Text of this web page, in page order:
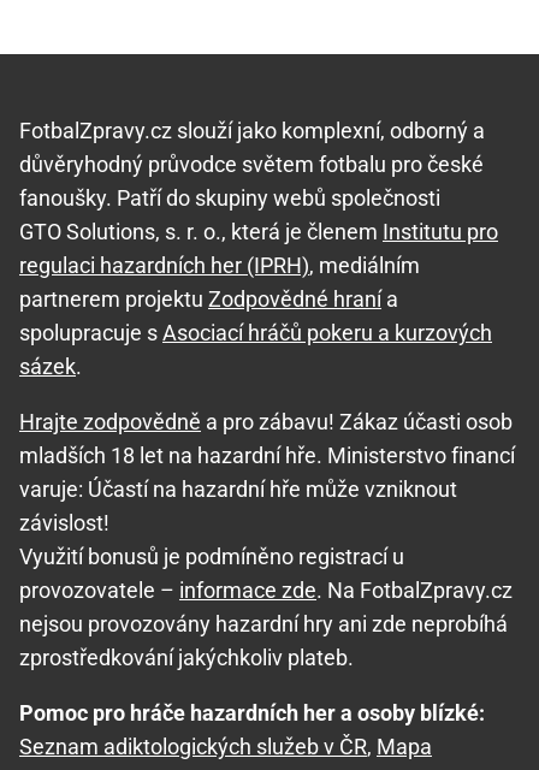
FotbalZpravy.cz slouží jako komplexní, odborný a
důvěryhodný průvodce světem fotbalu pro české
fanoušky. Patří do skupiny webů společnosti
GTO Solutions, s. r. o., která je členem Institutu pro
regulaci hazardních her (IPRH), mediálním
partnerem projektu Zodpovědné hranía
spolupracuje sAsociací hráčů pokeru a kurzových
sázek.
Hrajte zodpovědně a pro zábavu! Zákaz účasti osob
mladších 18 let na hazardní hře. Ministerstvo financí
varuje: Účastí na hazardní hře může vzniknout
závislost!
Využití bonusů je podmíněno registrací u
provozovatele – informace zde. Na FotbalZpravy.cz
nejsou provozovány hazardní hry ani zde neprobíhá
zprostředkování jakýchkoliv plateb.
Pomoc pro hráče hazardních her a osoby blízké:
Seznam adiktologických služeb v ČR, Mapa